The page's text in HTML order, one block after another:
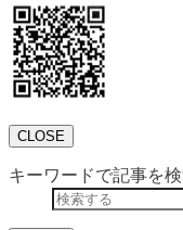
CLOSE
キーワードで記事を